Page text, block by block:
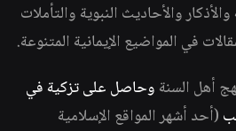
والأحاديث النبوية والتأملات
في المواضيع الإيمانية المتنوعة.
أهل السنة وحاصل على تزكية في
(أحد أشهر المواقع الإسلامية